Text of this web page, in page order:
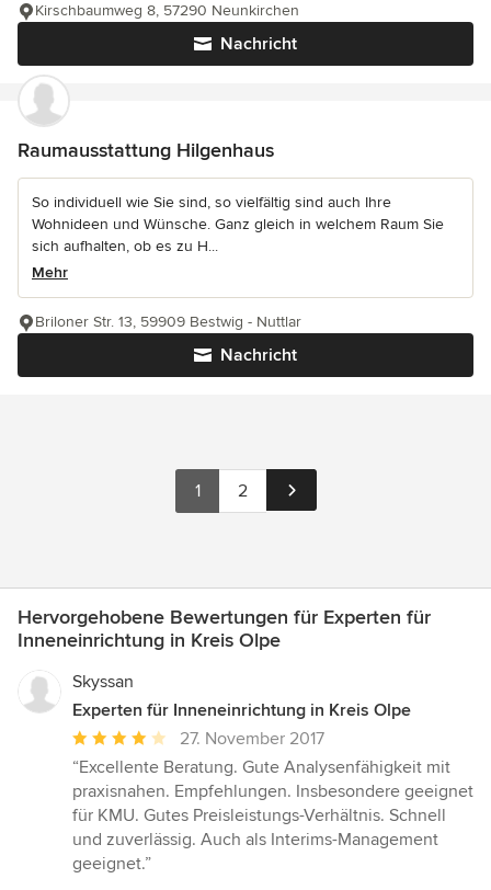
Nachricht
Kirschbaumweg 8, 57290 Neunkirchen
Raumausstattung Hilgenhaus
So individuell wie Sie sind, so vielfältig sind auch Ihre
Wohnideen und Wünsche. Ganz gleich in welchem Raum Sie
sich aufhalten, ob es zu H...
Mehr
Nachricht
Briloner Str. 13, 59909 Bestwig - Nuttlar
1 2
Hervorgehobene Bewertungen für Experten für
Inneneinrichtung in Kreis Olpe
Skyssan
Experten für Inneneinrichtung in Kreis Olpe
Durchschnittliche
Bewertung:
4
von
5
Sternen
27. November 2017
“Excellente Beratung. Gute Analysenfähigkeit mit
praxisnahen. Empfehlungen. Insbesondere geeignet
für KMU. Gutes Preisleistungs-Verhältnis. Schnell
und zuverlässig. Auch als Interims-Management
geeignet.”